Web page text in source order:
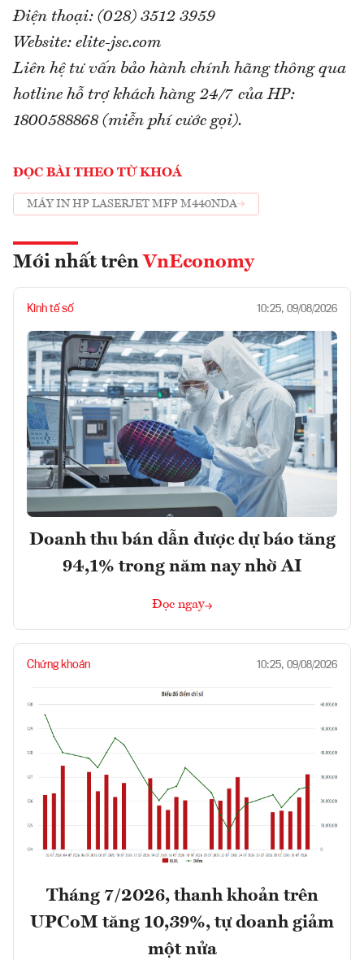
Điện thoại: (028) 3512 3959
Website: elite-jsc.com
Liên hệ tư vấn bảo hành chính hãng thông qua
hotline hỗ trợ khách hàng 24/7 của HP:
1800588868 (miễn phí cước gọi).
ĐỌC BÀI THEO TỪ KHOÁ
MÁY IN HP LASERJET MFP M440NDA
Mới nhất trên VnEconomy
Kinh tế số 10:25, 09/08/2026
Doanh thu bán dẫn được dự báo tăng
94,1% trong năm nay nhờ AI
Đọc ngay
Chứng khoán 10:25, 09/08/2026
Tháng 7/2026, thanh khoản trên
UPCoM tăng 10,39%, tự doanh giảm
một nửa